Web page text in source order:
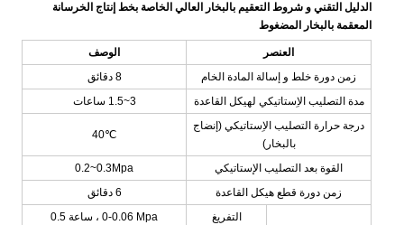
الدليل التقني و شروط التعقيم بالبخار العالي الخاصة بخط إنتاج الخرسانة
المعقمة بالبخار المضغوط
العنصر
الوصف
زمن دورة خلط و إسالة المادة الخام
8 دقائق
مدة التصليب الاِستاتيكي لهيكل القاعدة
1.5~3 ساعات
درجة حرارة التصليب الاِستاتيكي (إنضاج
بالبخار)
40℃
القوة بعد التصليب الإستاتيكي
0.2~0.3Mpa
زمن دورة قطع هيكل القاعدة
6 دقائق
التفريغ 0-0.06 Mpa، 0.5 ساعة